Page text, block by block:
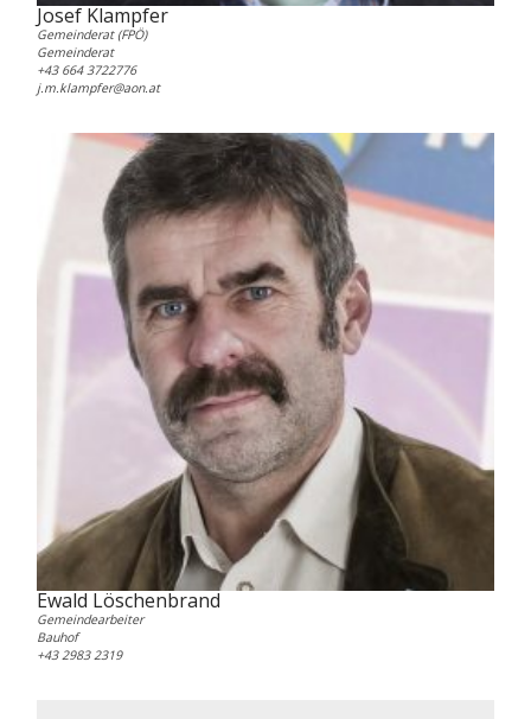
Josef Klampfer
Gemeinderat (FPÖ)
Gemeinderat
+43 664 3722776
j.m.klampfer@aon.at
Ewald Löschenbrand
Gemeindearbeiter
Bauhof
+43 2983 2319